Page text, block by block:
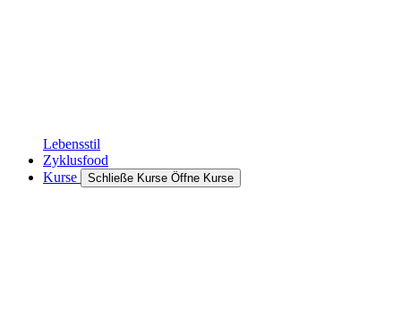
Lebensstil
Zyklusfood
Kurse
Schließe Kurse Öffne Kurse